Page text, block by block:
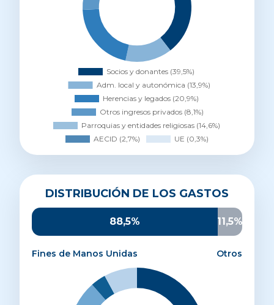
DISTRIBUCIÓN DE LOS GASTOS
88,5% 11,5%
Fines de Manos Unidas Otros
Distribución de los gastos
Proyectos de desarrollo
82,5%
Promoción y captación
3,6%
Administración y estructura